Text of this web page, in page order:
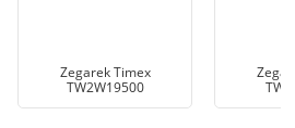
Zegarek Timex
TW2W19500